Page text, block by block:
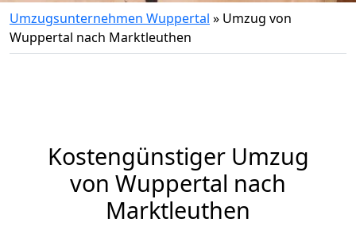
Umzugsunternehmen Wuppertal » Umzug von
Wuppertal nach Marktleuthen
Kostengünstiger Umzug
von Wuppertal nach
Marktleuthen